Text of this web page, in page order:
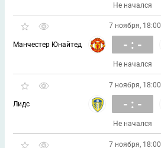
Не начался
7 ноября, 18:00
Манчестер Юнайтед - : -
Не начался
7 ноября, 18:00
Лидс - : -
Не начался
7 ноября, 18:00